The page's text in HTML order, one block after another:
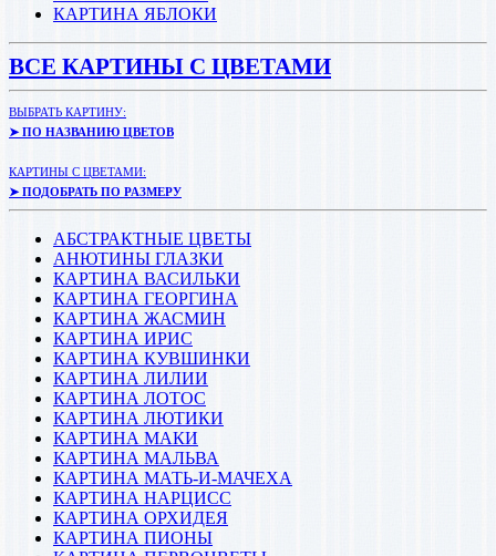
КАРТИНА ЯБЛОКИ
ВСЕ КАРТИНЫ С ЦВЕТАМИ
ВЫБРАТЬ КАРТИНУ:
➤ ПО НАЗВАНИЮ ЦВЕТОВ
КАРТИНЫ С ЦВЕТАМИ:
➤ ПОДОБРАТЬ ПО РАЗМЕРУ
АБСТРАКТНЫЕ ЦВЕТЫ
АНЮТИНЫ ГЛАЗКИ
КАРТИНА ВАСИЛЬКИ
КАРТИНА ГЕОРГИНА
КАРТИНА ЖАСМИН
КАРТИНА ИРИС
КАРТИНА КУВШИНКИ
КАРТИНА ЛИЛИИ
КАРТИНА ЛОТОС
КАРТИНА ЛЮТИКИ
КАРТИНА МАКИ
КАРТИНА МАЛЬВА
КАРТИНА МАТЬ-И-МАЧЕХА
КАРТИНА НАРЦИСС
КАРТИНА ОРХИДЕЯ
КАРТИНА ПИОНЫ